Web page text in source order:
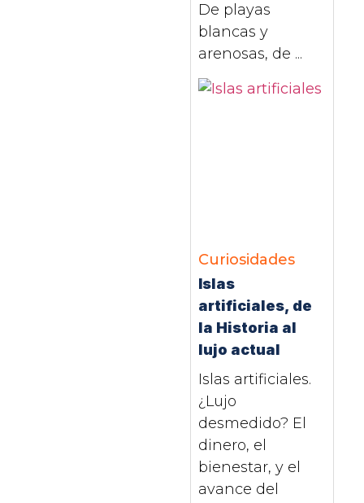
De playas
blancas y
arenosas, de ...
Curiosidades
Islas
artificiales, de
la Historia al
lujo actual
Islas artificiales.
¿Lujo
desmedido? El
dinero, el
bienestar, y el
avance del